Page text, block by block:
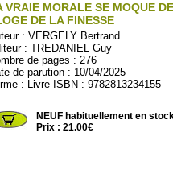
VRAIE MORALE SE MOQUE
DE LA FINESSE
:VERGELY Bertrand
:TREDANIEL Guy
de pages : 276
de parution : 10/04/2025
: Livre ISBN : 9782813234155
NEUF habituellement en
Prix : 21.00€